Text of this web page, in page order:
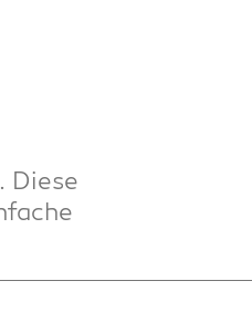
. Die­se